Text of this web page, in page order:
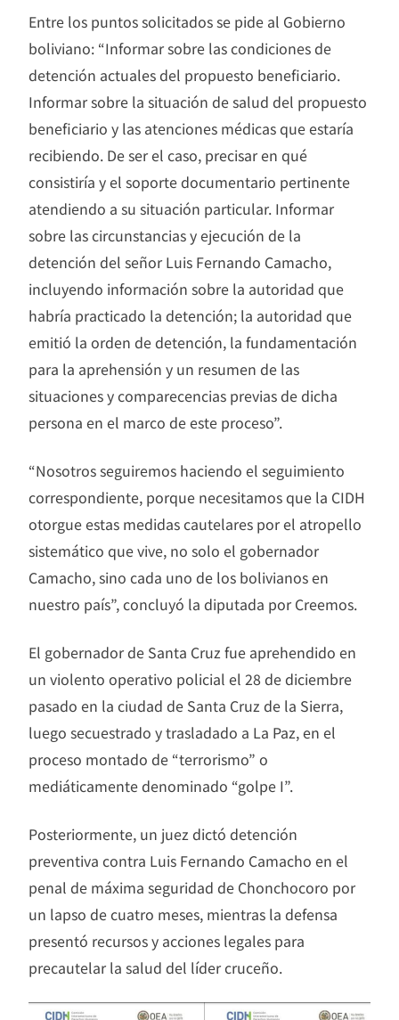
Entre los puntos solicitados se pide al Gobierno
boliviano: “Informar sobre las condiciones de
detención actuales del propuesto beneficiario.
Informar sobre la situación de salud del propuesto
beneficiario y las atenciones médicas que estaría
recibiendo. De ser el caso, precisar en qué
consistiría y el soporte documentario pertinente
atendiendo a su situación particular. Informar
sobre las circunstancias y ejecución de la
detención del señor Luis Fernando Camacho,
incluyendo información sobre la autoridad que
habría practicado la detención; la autoridad que
emitió la orden de detención, la fundamentación
para la aprehensión y un resumen de las
situaciones y comparecencias previas de dicha
persona en el marco de este proceso”.
“Nosotros seguiremos haciendo el seguimiento
correspondiente, porque necesitamos que la CIDH
otorgue estas medidas cautelares por el atropello
sistemático que vive, no solo el gobernador
Camacho, sino cada uno de los bolivianos en
nuestro país”, concluyó la diputada por Creemos.
El gobernador de Santa Cruz fue aprehendido en
un violento operativo policial el 28 de diciembre
pasado en la ciudad de Santa Cruz de la Sierra,
luego secuestrado y trasladado a La Paz, en el
proceso montado de “terrorismo” o
mediáticamente denominado “golpe I”.
Posteriormente, un juez dictó detención
preventiva contra Luis Fernando Camacho en el
penal de máxima seguridad de Chonchocoro por
un lapso de cuatro meses, mientras la defensa
presentó recursos y acciones legales para
precautelar la salud del líder cruceño.